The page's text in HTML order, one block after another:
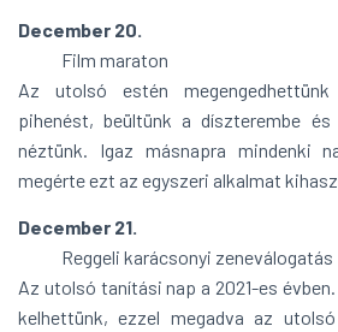
December 20.
Film maraton
Az utolsó estén
pihenést, beültünk a díszterembe
néztünk. Igaz másnapra mindenki
megérte ezt az egyszeri alkalmat
December 21.
Reggeli karácsonyi zeneválogatás
Az utolsó tanítási nap a 2021-es
kelhettünk, ezzel megadva az